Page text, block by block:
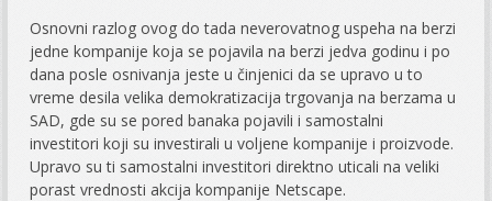
Osnovni razlog ovog do tada neverovatnog uspeha na berzi
jedne kompanije koja se pojavila na berzi jedva godinu i po
dana posle osnivanja jeste u činjenici da se upravo u to
vreme desila velika demokratizacija trgovanja na berzama u
SAD, gde su se pored banaka pojavili i samostalni
investitori koji su investirali u voljene kompanije i proizvode.
Upravo su ti samostalni investitori direktno uticali na veliki
porast vrednosti akcija kompanije Netscape.